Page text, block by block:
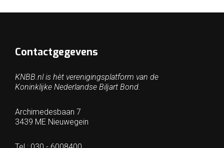
Contactgegevens
KNBB.nl is hèt verenigingsplatform van de
Koninklijke Nederlandse Biljart Bond.
Archimedesbaan 7
3439 ME Nieuwegein